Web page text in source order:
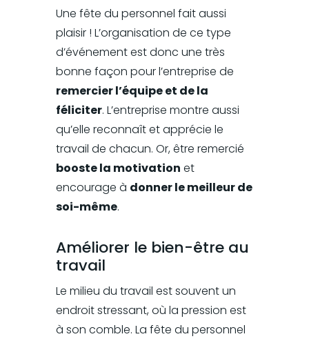
Une fête du personnel fait aussi
plaisir ! L’organisation de ce type
d’événement est donc une très
bonne façon pour l’entreprise de
remercier l’équipe et de la
féliciter. L’entreprise montre aussi
qu’elle reconnaît et apprécie le
travail de chacun. Or, être remercié
booste la motivation et
encourage à donner le meilleur de
soi-même.
Améliorer le bien-être au
travail
Le milieu du travail est souvent un
endroit stressant, où la pression est
à son comble. La fête du personnel